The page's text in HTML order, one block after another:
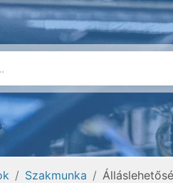
Szakmunka